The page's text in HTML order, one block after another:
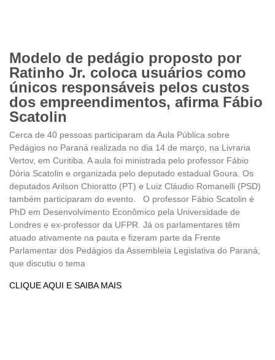
Modelo de pedágio proposto por
Ratinho Jr. coloca usuários como
únicos responsáveis pelos custos
dos empreendimentos, afirma Fábio
Scatolin
Cerca de 40 pessoas participaram da Aula Pública sobre
Pedágios no Paraná realizada no dia 14 de março, na Livraria
Vertov, em Curitiba. A aula foi ministrada pelo professor Fábio
Dória Scatolin e organizada pelo deputado estadual Goura. Os
deputados Arilson Chioratto (PT) e Luiz Cláudio Romanelli (PSD)
também participaram do evento. O professor Fábio Scatolin é
PhD em Desenvolvimento Econômico pela Universidade de
Londres e ex-professor da UFPR. Já os parlamentares têm
atuado ativamente na pauta e fizeram parte da Frente
Parlamentar dos Pedágios da Assembleia Legislativa do Paraná,
que discutiu o tema
CLIQUE AQUI E SAIBA MAIS